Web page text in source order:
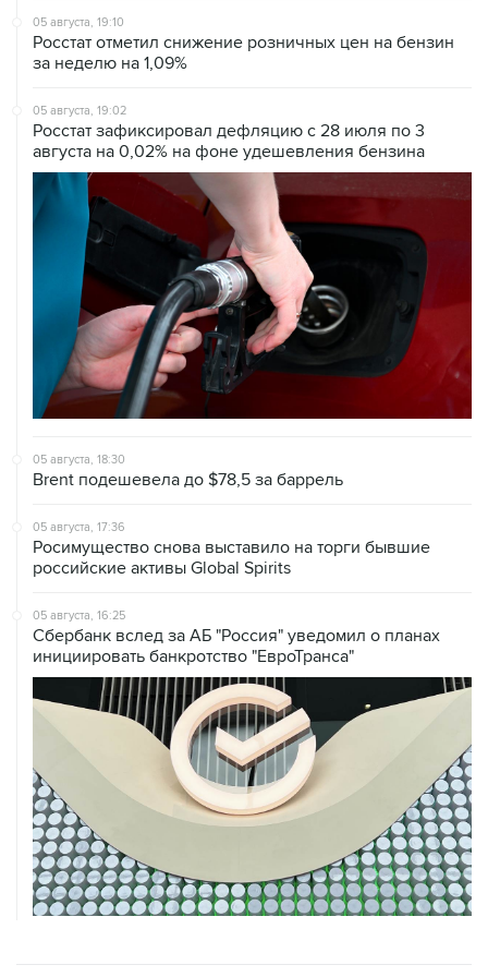
05 августа, 19:10
Росстат отметил снижение розничных цен на бензин
за неделю на 1,09%
05 августа, 19:02
Росстат зафиксировал дефляцию с 28 июля по 3
августа на 0,02% на фоне удешевления бензина
05 августа, 18:30
Brent подешевела до $78,5 за баррель
05 августа, 17:36
Росимущество снова выставило на торги бывшие
российские активы Global Spirits
05 августа, 16:25
Сбербанк вслед за АБ "Россия" уведомил о планах
инициировать банкротство "ЕвроТранса"